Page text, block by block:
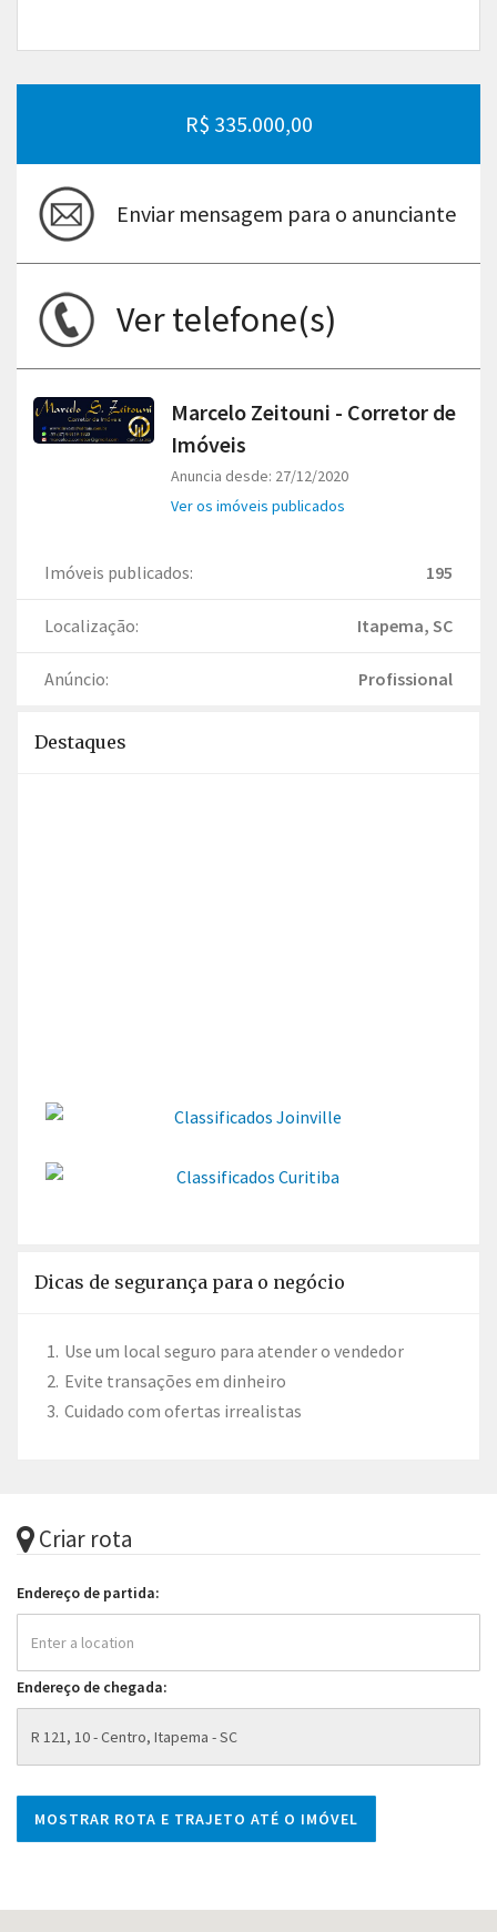
R$ 335.000,00
Enviar mensagem para o anunciante
Ver telefone(s)
Marcelo Zeitouni - Corretor de
Imóveis
Anuncia desde: 27/12/2020
Ver os imóveis publicados
Imóveis publicados: 195
Localização: Itapema, SC
Anúncio: Profissional
Destaques
Dicas de segurança para o negócio
Use um local seguro para atender o vendedor
Evite transações em dinheiro
Cuidado com ofertas irrealistas
Criar rota
Endereço de partida:
Endereço de chegada: